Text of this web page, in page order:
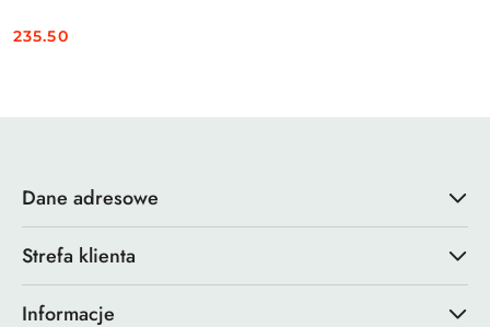
Cena:
235.50
Dane adresowe
Strefa klienta
Informacje